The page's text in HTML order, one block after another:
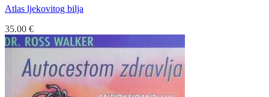
Atlas ljekovitog bilja
35.00 €